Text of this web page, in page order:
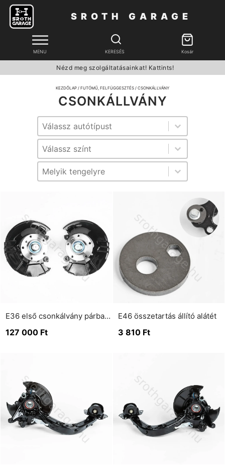
SROTH GARAGE
MENU KERESÉS Kosár
Nézd meg szolgáltatásainkat! Kattints!
KEZDŐLAP / FUTÓMŰ, FELFÜGGESZTÉS / CSONKÁLLVÁNY
CSONKÁLLVÁNY
Típus
Típus
Szín
Szín
tengely
tengely
E36 első csonkálvány párban 1.6i-28i, Z3, 18tds-25tds.
127 000 Ft
E46 összetartás állító alátét
3 810 Ft